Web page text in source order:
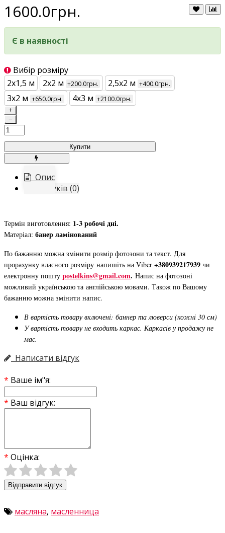
1600.0грн.
Є в наявності
Вибір розміру
2х1,5 м
2х2 м +200.0грн. 2,5х2 м +400.0грн.
3х2 м +650.0грн. 4х3 м +2100.0грн.
+
−
Купити
Опис
Відгуків (0)
Термін виготовлення: 1-3 робочі дні.
Матеріал: банер ламінований
По бажанню можна змінити розмір фотозони та текст. Для
прорахунку власного розміру напишіть на Viber +380939217939 чи
електронну пошту postelkins@gmail.com. Напис на фотозоні
можливий українською та англійською мовами. Також по Вашому
бажанню можна змінити напис.
В вартість товару включені: баннер та люверси (кожні 30 см)
У вартість товару не входить каркас. Каркасів у продажу не
має.
Написати відгук
Ваше ім"я:
Ваш відгук:
Оцінка:
Відправити відгук
масляна, масленница